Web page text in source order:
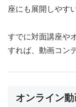
座にも展開しやす
すでに対面講座や
すれば、動画コン
オンライン